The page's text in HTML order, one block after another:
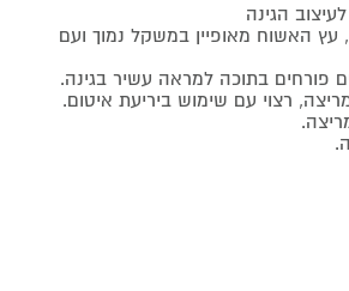
הגינה
האשוח מאופיין במשקל נמוך ועם
פורחים בתוכה למראה עשיר בגינה.
רצוי עם שימוש ביריעת איטום.